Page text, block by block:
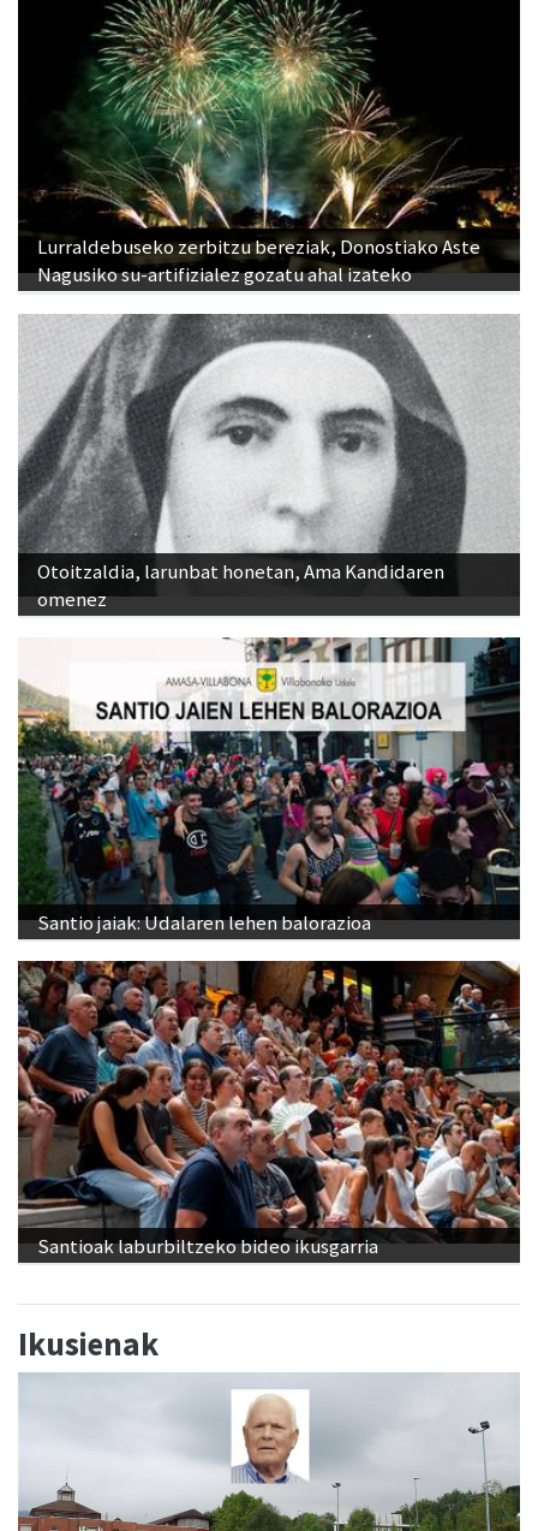
Lurraldebuseko zerbitzu bereziak, Donostiako Aste
Nagusiko su-artifizialez gozatu ahal izateko
Otoitzaldia, larunbat honetan, Ama Kandidaren
omenez
Santio jaiak: Udalaren lehen balorazioa
Santioak laburbiltzeko bideo ikusgarria
Ikusienak